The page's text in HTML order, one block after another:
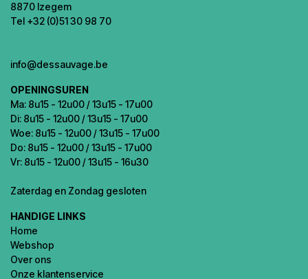
8870 Izegem
Tel +32 (0)51 30 98 70
info@dessauvage.be
OPENINGSUREN
Ma: 8u15 - 12u00 / 13u15 - 17u00
Di: 8u15 - 12u00 / 13u15 - 17u00
Woe: 8u15 - 12u00 / 13u15 - 17u00
Do: 8u15 - 12u00 / 13u15 - 17u00
Vr: 8u15 - 12u00 / 13u15 - 16u30
Zaterdag en Zondag gesloten
HANDIGE LINKS
Home
Webshop
Over ons
Onze klantenservice